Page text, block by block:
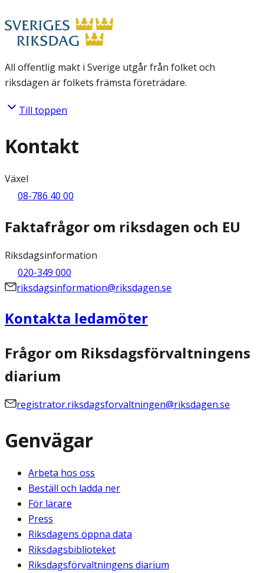
All offentlig makt i Sverige utgår från folket och
riksdagen är folkets främsta företrädare.
Till toppen
Kontakt
Växel
08-786 40 00
Faktafrågor om riksdagen och EU
Riksdagsinformation
020-349 000
riksdagsinformation@riksdagen.se
Kontakta ledamöter
Frågor om Riksdagsförvaltningens
diarium
registrator.riksdagsforvaltningen@riksdagen.se
Genvägar
Arbeta hos oss
Beställ och ladda ner
För lärare
Press
Riksdagens öppna data
Riksdagsbiblioteket
Riksdagsförvaltningens diarium